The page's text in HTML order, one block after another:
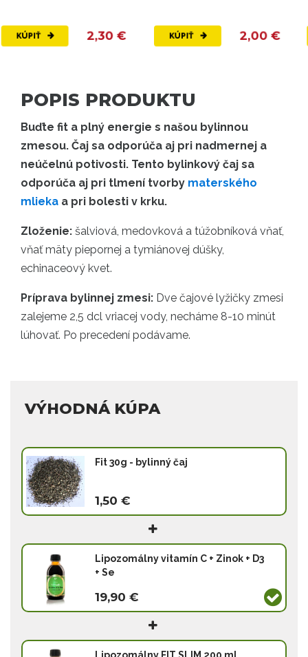
2,30 € KÚPIŤ 2,00 € KÚPIŤ
POPIS PRODUKTU
Buďte fit a plný energie s našou bylinnou
zmesou. Čaj sa odporúča aj pri nadmernej a
neúčelnú potivosti. Tento bylinkový čaj sa
odporúča aj pri tlmení tvorby materského
mlieka a pri bolesti v krku.
Zloženie: šalviová, medovková a túžobníková vňať,
vňať mäty piepornej a tymiánovej dúšky,
echinaceový kvet.
Príprava bylinnej zmesi: Dve čajové lyžičky zmesi
zalejeme 2,5 dcl vriacej vody, necháme 8-10 minút
lúhovať. Po precedení podávame.
VÝHODNÁ KÚPA
Fit 30g - bylinný čaj
1,50 €
Lipozomálny vitamín C + Zinok + D3
+ Se
19,90 €